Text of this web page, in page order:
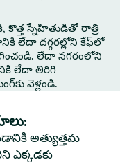
కొత్త స్నేహితుడితో రాత్రి
లేదా దగ్గరల్లోని కేఫ్‌లో
లేదా నగరంలోని
లేదా తిరిగి
వెళ్లండి.
అత్యుత్తమ
ఎక్కడకు